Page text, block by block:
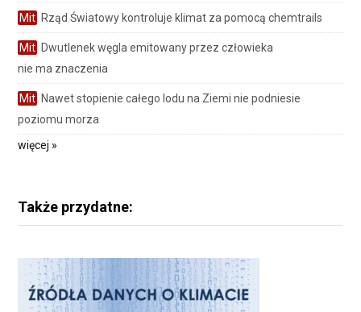
Mit Rząd Światowy kontroluje klimat za pomocą chemtrails
Mit Dwutlenek węgla emitowany przez człowieka
nie ma znaczenia
Mit Nawet stopienie całego lodu na Ziemi nie podniesie
poziomu morza
więcej »
Także przydatne: